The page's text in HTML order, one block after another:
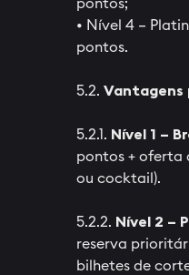
• Nível 4 –
pontos.
5.2. Vantagens
5.2.1. Nível 1 –
pontos + oferta
ou cocktail).
5.2.2. Nível 2 –
reserva
bilhetes de